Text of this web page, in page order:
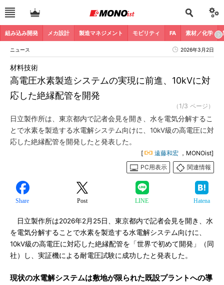
組み込み開発 メカ設計 製造マネジメント モビリティ FA 素材／化学
ニュース 2026年3月2日
高電圧水素製造システムの実現に前進、10kVに対
応した絶縁配管を開発
材料技術
（1/3 ページ）
日立製作所は、東京都内で記者会見を開き、水を電気分解するこ
とで水素を製造する水電解システム向けに、10kV級の高電圧に対
応した絶縁配管を開発したと発表した。
[ 遠藤和宏 ，MONOist]
PC用表示
関連情報
Share Post LINE Hatena
日立製作所は2026年2月25日、東京都内で記者会見を開き、水
を電気分解することで水素を製造する水電解システム向けに、
10kV級の高電圧に対応した絶縁配管を「世界で初めて開発」（同
社）し、実証機による耐電圧試験に成功したと発表した。
現状の水電解システムは敷地が限られた既設プラントへの導